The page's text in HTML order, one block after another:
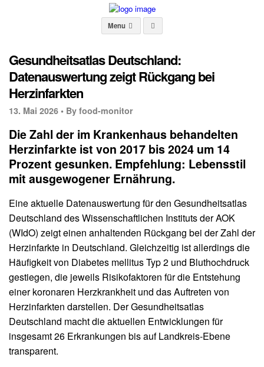
Menu
Gesundheitsatlas Deutschland:
Datenauswertung zeigt Rückgang bei
Herzinfarkten
13. Mai 2026 • By food-monitor
Die Zahl der im Krankenhaus behandelten
Herzinfarkte ist von 2017 bis 2024 um 14
Prozent gesunken. Empfehlung: Lebensstil
mit ausgewogener Ernährung.
Eine aktuelle Datenauswertung für den Gesundheitsatlas
Deutschland des Wissenschaftlichen Instituts der AOK
(WIdO) zeigt einen anhaltenden Rückgang bei der Zahl der
Herzinfarkte in Deutschland. Gleichzeitig ist allerdings die
Häufigkeit von Diabetes mellitus Typ 2 und Bluthochdruck
gestiegen, die jeweils Risikofaktoren für die Entstehung
einer koronaren Herzkrankheit und das Auftreten von
Herzinfarkten darstellen. Der Gesundheitsatlas
Deutschland macht die aktuellen Entwicklungen für
insgesamt 26 Erkrankungen bis auf Landkreis-Ebene
transparent.